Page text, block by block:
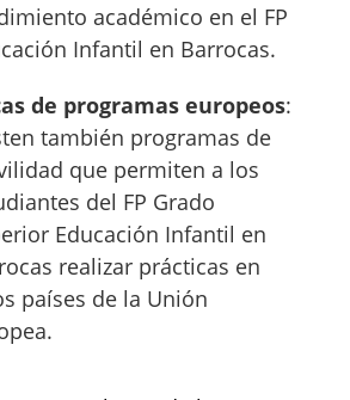
académico en el FP
Infantil en Barrocas.
de programas europeos:
también programas de
que permiten a los
del FP Grado
Educación Infantil en
realizar prácticas en
países de la Unión